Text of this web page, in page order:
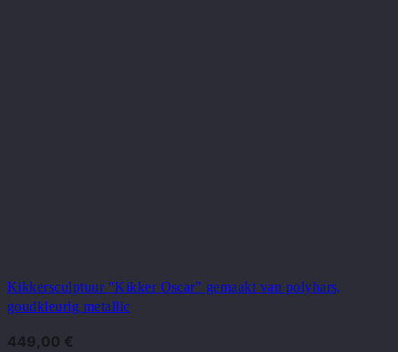
Kikkersculptuur "Kikker Oscar" gemaakt van polyhars,
goudkleurig metallic
449,00 €